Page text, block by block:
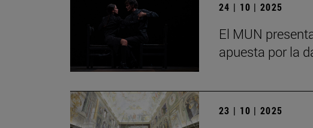
24 | 10 | 2025
El MUN
apuesta por la
23 | 10 | 2025